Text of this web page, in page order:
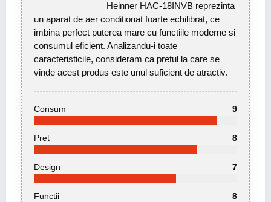
Heinner HAC-18INVB reprezinta
un aparat de aer conditionat foarte echilibrat, ce
imbina perfect puterea mare cu functiile moderne si
consumul eficient. Analizandu-i toate
caracteristicile, consideram ca pretul la care se
vinde acest produs este unul suficient de atractiv.
Consum 9
Pret 8
Design 7
Functii 8